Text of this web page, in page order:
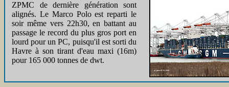
ZPMC de dernière génération sont
alignés. Le Marco Polo est reparti le
soir même vers 22h30, en battant au
passage le record du plus gros port en
lourd pour un PC, puisqu'il est sorti du
Havre à son tirant d'eau maxi (16m)
pour 165 000 tonnes de dwt.